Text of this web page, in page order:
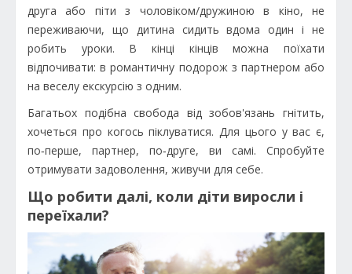
друга або піти з чоловіком/дружиною в кіно, не
переживаючи, що дитина сидить вдома один і не
робить уроки. В кінці кінців можна поїхати
відпочивати: в романтичну подорож з партнером або
на веселу екскурсію з одним.
Багатьох подібна свобода від зобов'язань гнітить,
хочеться про когось піклуватися. Для цього у вас є,
по‑перше, партнер, по‑друге, ви самі. Спробуйте
отримувати задоволення, живучи для себе.
Що робити далі, коли діти виросли і
переїхали?